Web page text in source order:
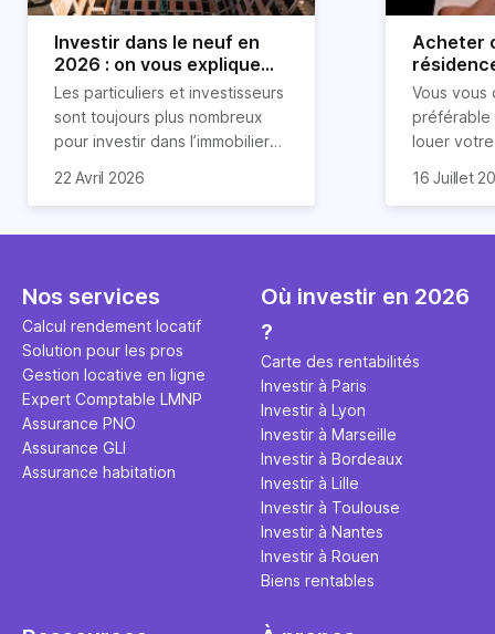
Investir dans le neuf en
2026 : on vous explique
tout !
Les particuliers et investisseurs
sont toujours plus nombreux
pour investir dans l’immobilier
nombreux avantages à choisir
expliquons tout dans cet
22 Avril 2026
Acheter
règle
révélée
Vous vous
préférable
louer
expert en
règle
ce secret
l'argent
principale
études et
16 Juillet
Nos services
Calcul rendement locatif
Solution pour les pros
Gestion locative en ligne
Expert Comptable LMNP
Assurance PNO
Assurance GLI
Assurance habitation
Où investir en 2026
?
Carte des rentabilités
Investir à Paris
Investir à Lyon
Investir à Marseille
Investir à Bordeaux
Investir à Lille
Investir à Toulouse
Investir à Nantes
Investir à Rouen
Biens rentables